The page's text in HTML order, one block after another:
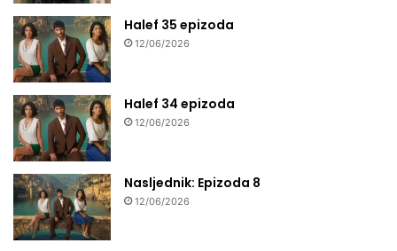
Halef 35 epizoda
12/06/2026
Halef 34 epizoda
12/06/2026
Nasljednik: Epizoda 8
12/06/2026